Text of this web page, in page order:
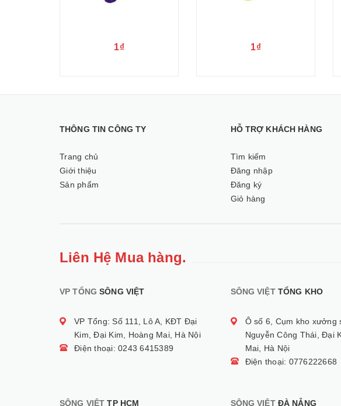
1₫ 1₫
THÔNG TIN CÔNG TY
Trang chủ
Giới thiệu
Sản phẩm
HỖ TRỢ KHÁCH HÀNG
Tìm kiếm
Đăng nhập
Đăng ký
Giỏ hàng
Liên Hệ Mua hàng.
VP TỔNGSÔNG VIỆT
VP Tổng: Số 111, Lô A, KĐT Đại
Kim, Đại Kim, Hoàng Mai, Hà Nội
Điện thoại: 0243 6415389
SÔNG VIỆTTỔNG KHO
Ô số 6, Cụm kho xưởng
Nguyễn Công Thái, Đại
Mai, Hà Nội
Điện thoại: 0776222668
SÔNG VIỆT TP HCM SÔNG VIỆTĐÀ NẴNG